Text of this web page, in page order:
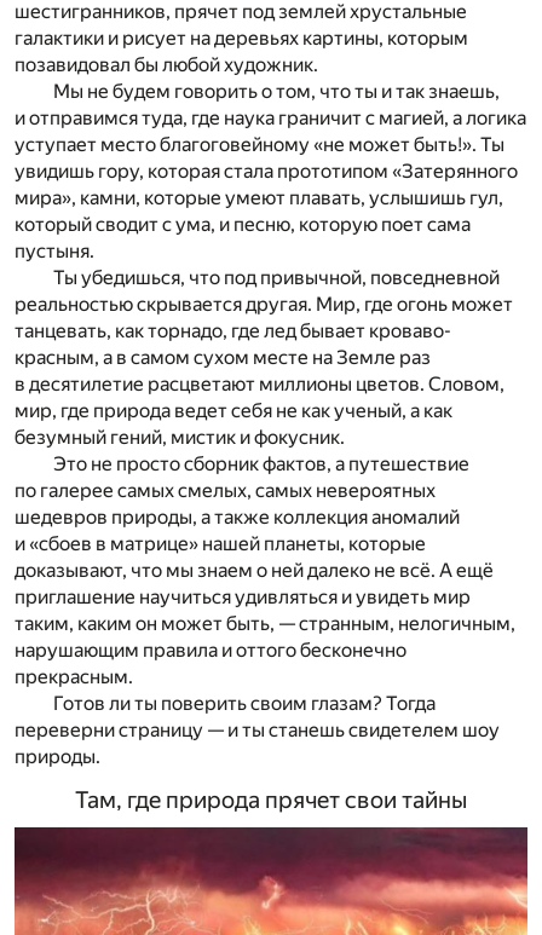
шестигранников, прячет под землей хрустальные
галактики и рисует на деревьях картины, которым
позавидовал бы любой художник.
Мы не будем говорить о том, что ты и так знаешь,
и отправимся туда, где наука граничит с магией, а логика
уступает место благоговейному «не может быть!». Ты
увидишь гору, которая стала прототипом «Затерянного
мира», камни, которые умеют плавать, услышишь гул,
который сводит с ума, и песню, которую поет сама
пустыня.
Ты убедишься, что под привычной, повседневной
реальностью скрывается другая. Мир, где огонь может
танцевать, как торнадо, где лед бывает кроваво-
красным, а в самом сухом месте на Земле раз
в десятилетие расцветают миллионы цветов. Словом,
мир, где природа ведет себя не как ученый, а как
безумный гений, мистик и фокусник.
Это не просто сборник фактов, а путешествие
по галерее самых смелых, самых невероятных
шедевров природы, а также коллекция аномалий
и «сбоев в матрице» нашей планеты, которые
доказывают, что мы знаем о ней далеко не всё. А ещё
приглашение научиться удивляться и увидеть мир
таким, каким он может быть, — странным, нелогичным,
нарушающим правила и оттого бесконечно
прекрасным.
Готов ли ты поверить своим глазам? Тогда
переверни страницу — и ты станешь свидетелем шоу
природы.
Там, где природа прячет свои тайны